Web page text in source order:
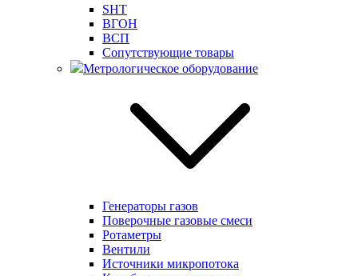
SHT
ВГОН
ВСП
Сопутствующие товары
Метрологическое оборудование
Генераторы газов
Поверочные газовые смеси
Ротаметры
Вентили
Источники микропотока